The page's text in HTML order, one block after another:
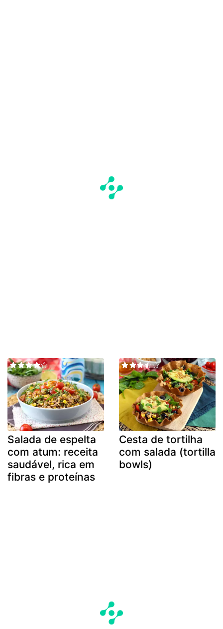
Salada de espelta
com atum: receita
saudável, rica em
fibras e proteínas
Cesta de tortilha
com salada (tortilla
bowls)